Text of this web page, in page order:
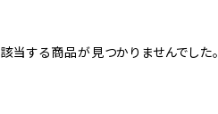
該当する商品が見つかりませんでした。